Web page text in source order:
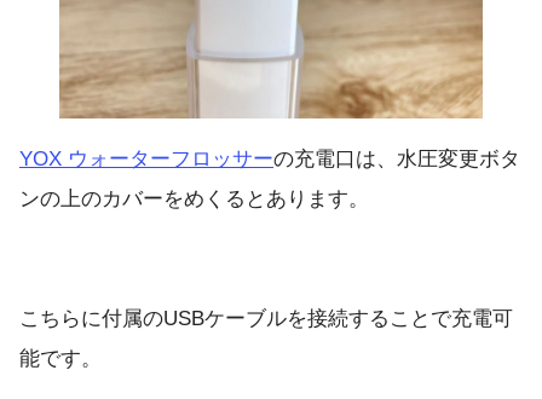
YOX ウォーターフロッサーの充電口は、水圧変更ボタ
ンの上のカバーをめくるとあります。
こちらに付属のUSBケーブルを接続することで充電可
能です。